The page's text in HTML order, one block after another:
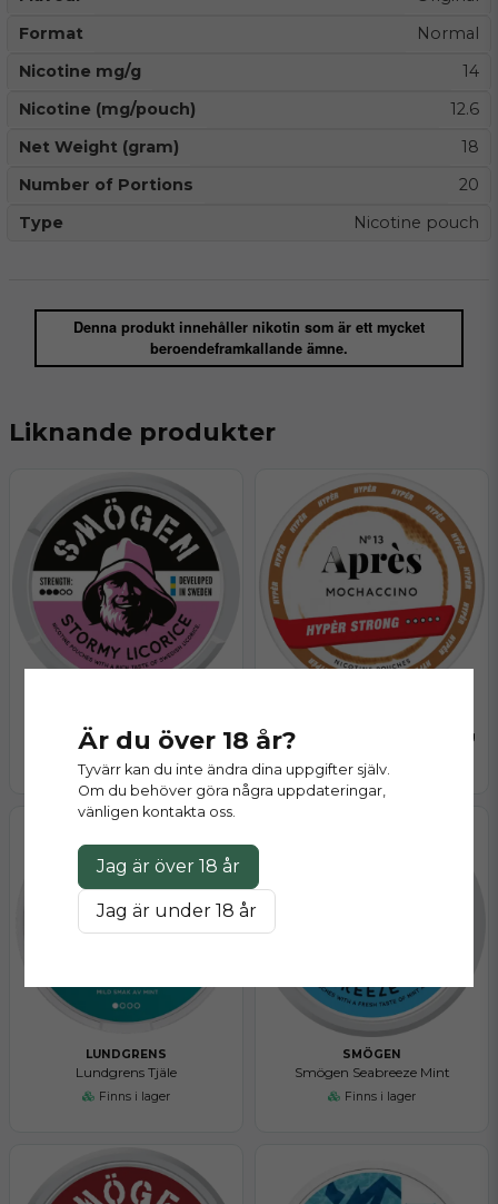
Format
Normal
Nicotine mg/g
14
Nicotine (mg/pouch)
12.6
Net Weight (gram)
18
Number of Portions
20
Type
Nicotine pouch
Denna produkt innehåller nikotin som är ett mycket
beroendeframkallande ämne.
Liknande produkter
Smögen Stormy Licorice Après Mochaccino Hyper Strong
LUNDGRENS
Lundgrens Tjäle
Finns i lager
SMÖGEN
Smögen Seabreeze Mint
Finns i lager
Är du över 18 år?
Tyvärr kan du inte ändra dina uppgifter själv.
Om du behöver göra några uppdateringar,
vänligen kontakta oss.
Jag är över 18 år
Jag är under 18 år